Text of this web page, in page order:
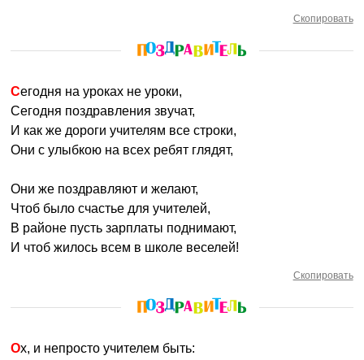
Скопировать
Сегодня на уроках не уроки,
Сегодня поздравления звучат,
И как же дороги учителям все строки,
Они с улыбкою на всех ребят глядят,
Они же поздравляют и желают,
Чтоб было счастье для учителей,
В районе пусть зарплаты поднимают,
И чтоб жилось всем в школе веселей!
Скопировать
Ох, и непросто учителем быть: